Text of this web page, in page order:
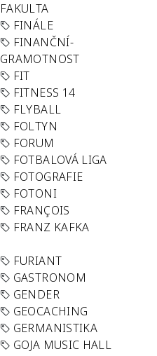
FAKULTA
FINÁLE
FINANČNÍ-
GRAMOTNOST
FIT
FITNESS 14
FLYBALL
FOLTYN
FORUM
FOTBALOVÁ LIGA
FOTOGRAFIE
FOTONI
FRANÇOIS
FRANZ KAFKA
FURIANT
GASTRONOM
GENDER
GEOCACHING
GERMANISTIKA
GOJA MUSIC HALL